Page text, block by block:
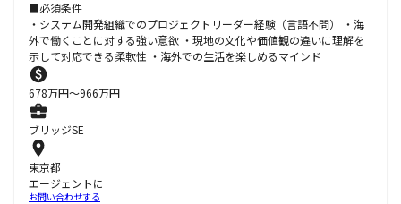
■必須条件
・システム開発組織でのプロジェクトリーダー経験（言語不問） ・海
外で働くことに対する強い意欲 ・現地の文化や価値観の違いに理解を
示して対応できる柔軟性 ・海外での生活を楽しめるマインド
678万円〜966万円
ブリッジSE
東京都
エージェントに
お問い合わせする